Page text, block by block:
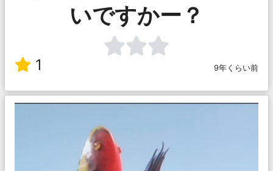
いですかー？
1 9年くらい前